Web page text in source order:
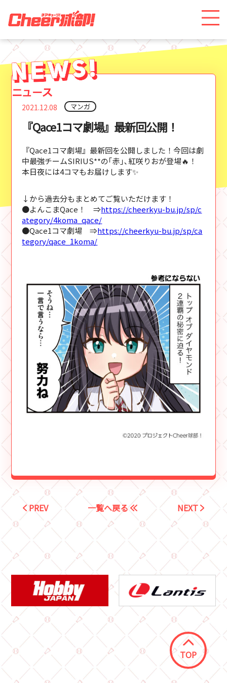
2021.12.08 マンガ
『Qace1コマ劇場』最新回公開！
『Qace1コマ劇場』最新回を公開しました！今回は劇
中最強チームSIRIUS**の｢赤｣､紅咲りおが登場🔥！
本日夜には4コマもお届けします✨
↓から過去分もまとめてご覧いただけます！
●よんこまQace！ ⇒https://cheerkyu-bu.jp/sp/c
ategory/4koma_qace/
●Qace1コマ劇場 ⇒https://cheerkyu-bu.jp/sp/ca
tegory/qace_1koma/
PREV 一覧へ戻る NEXT
TOP